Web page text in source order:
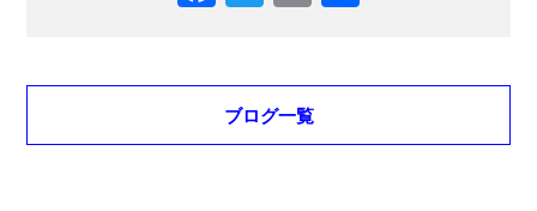
ブログ一覧